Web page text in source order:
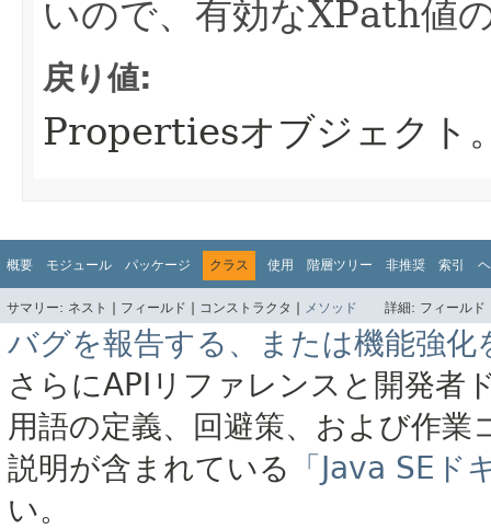
いので、有効なXPath値
戻り値:
Propertiesオブジェクト
概要 モジュール パッケージ クラス 使用 階層ツリー 非推奨 索引
サマリー: ネスト | フィールド | コンストラクタ | メソッド 詳細: フィール
バグを報告する、または機能強化
さらにAPIリファレンスと開発者
用語の定義、回避策、および作
説明が含まれている
「Java SE
い。